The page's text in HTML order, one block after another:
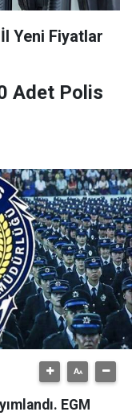
Yeni Fiyatlar
Adet Polis
EGM